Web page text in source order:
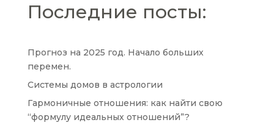
Последние посты:
Прогноз на 2025 год. Начало больших
перемен.
Системы домов в астрологии
Гармоничные отношения: как найти свою
“формулу идеальных отношений”?